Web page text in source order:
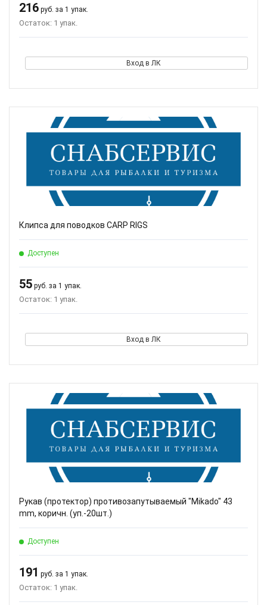
216 руб. за 1 упак.
Остаток: 1 упак.
Вход в ЛК
Клипса для поводков CARP RIGS
Доступен
55 руб. за 1 упак.
Остаток: 1 упак.
Вход в ЛК
Рукав (протектор) противозапутываемый "Mikado" 43
mm, коричн. (уп.-20шт.)
Доступен
191 руб. за 1 упак.
Остаток: 1 упак.